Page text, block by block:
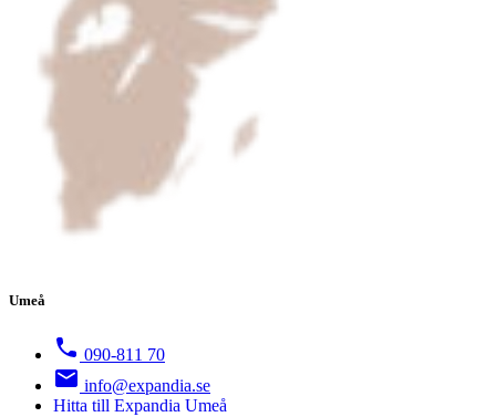
Umeå
090-811 70
info@expandia.se
Hitta till Expandia Umeå